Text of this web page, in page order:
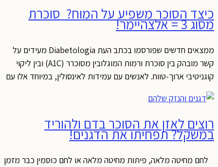
כיצד הסוכר משפיע על המוח? סוכרת
מסוג 3 = אלצהיימר!
ממצאים חדשים שפורסמו בכתב העת Diabetologia מעידים על
קשר מובהק בין סוכרת ורמות המוגלובין מסוכרר (A1C) ובין ליקוי
קוגניטיבי ארוך-טווח. לאנשים עם עמידות לאינסולין, במיוחד אלו עם
רוצים לאזן את הסוכר בדם ולהוריד
במשקל? תפחיתו את הדגנים!
לחם מחיטה מלאה, פיתות מחיטה מלאה או לחם כוסמין כבר מזמן